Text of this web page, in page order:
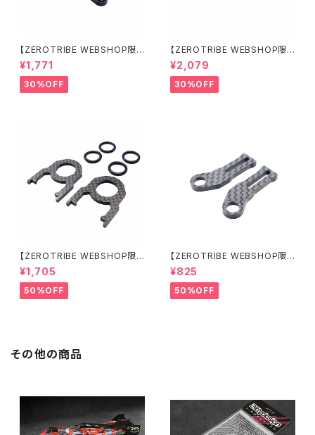
【ZEROTRIBE WEBSHOP限
定価格】RCM-X4-CSAF カ
ーボンフロントステアリングアー
ムセット XRAY X4用
¥1,771
30%OFF
【ZEROTRIBE WEBSHOP限
定価格】RCM-X4-FSM-F G
eoCarbon フローティングフロ
ントサーボマウント XRAY X4用
¥2,079
30%OFF
【ZEROTRIBE WEBSHOP限
定価格】RCM-BD11-TSE カ
ーボンツィーク スティックエンド
プレートセット YOKOMO BD11
用
¥1,705
50%OFF
【ZEROTRIBE WEBSHOP限
定価格】RCM-HRP-ZX-BD10
LCE Horizontalリアポストボ
ディマウンティングエクステンシ
ョンプレート Yokomo BD10L
¥825
50%OFF
その他の商品